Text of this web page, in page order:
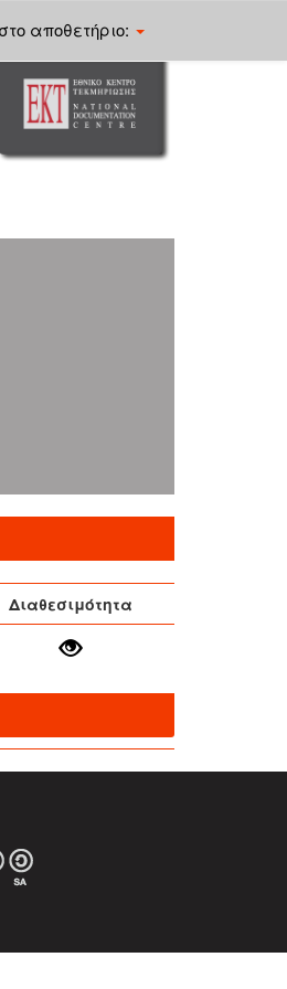
αποθετήριο:
Διαθεσιμότητα